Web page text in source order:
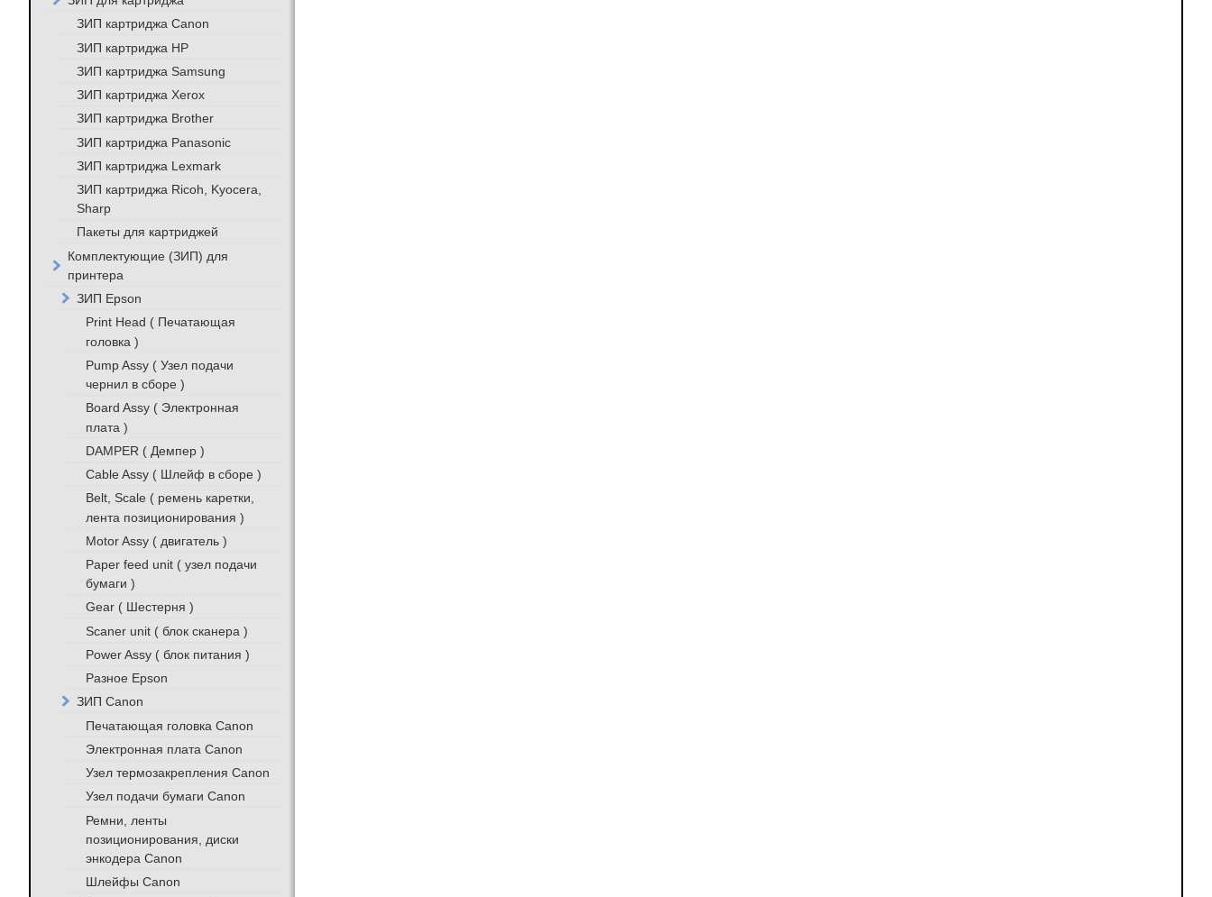
ЗИП картриджа Canon
ЗИП картриджа HP
ЗИП картриджа Samsung
ЗИП картриджа Xerox
ЗИП картриджа Brother
ЗИП картриджа Panasonic
ЗИП картриджа Lexmark
ЗИП картриджа Ricoh, Kyocera,
Sharp
Пакеты для картриджей
Комплектующие (ЗИП) для
принтера
ЗИП Epson
Print Head ( Печатающая
головка )
Pump Assy ( Узел подачи
чернил в сборе )
Board Assy ( Электронная
плата )
DAMPER ( Демпер )
Cable Assy ( Шлейф в сборе )
Belt, Scale ( ремень каретки,
лента позиционирования )
Motor Assy ( двигатель )
Paper feed unit ( узел подачи
бумаги )
Gear ( Шестерня )
Scaner unit ( блок сканера )
Power Assy ( блок питания )
Разное Epson
ЗИП Canon
Печатающая головка Canon
Электронная плата Canon
Узел термозакрепления Canon
Узел подачи бумаги Canon
Ремни, ленты
позиционирования, диски
энкодера Canon
Шлейфы Canon